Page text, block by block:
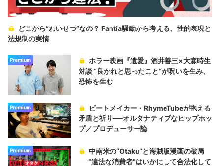
どこから“わいせつ”なの？ Fantia騒動から考える、性的表現と
法規制の実情
Premium
ホラー映画『遺愛』酒井善三×大森時生
対談 “良かれと思ったこと“が呪いを生み、
恐怖を生む
Premium
ビートメイカー・RhymeTubeが抱える
矛盾と祈り──オルタナティブなヒップホッ
プ／プロデューサー論
Premium
中南米の“Otaku”と海賊版漫画の破局
──“違法な消費者”はいかにして合法化して